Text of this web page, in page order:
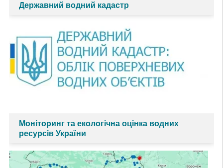
Державний водний кадастр
Моніторинг та екологічна оцінка водних
ресурсів України